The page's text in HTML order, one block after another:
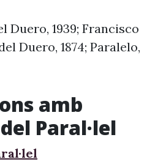
Duero, 1939; Francisco
Duero, 1874; Paralelo,
amb
Paral·lel